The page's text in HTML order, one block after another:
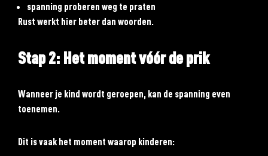
spanning proberen weg te praten
Rust werkt hier beter dan woorden.
Stap 2: Het moment vóór de prik
Wanneer je kind wordt geroepen, kan de spanning even
toenemen.
Dit is vaak het moment waarop kinderen: